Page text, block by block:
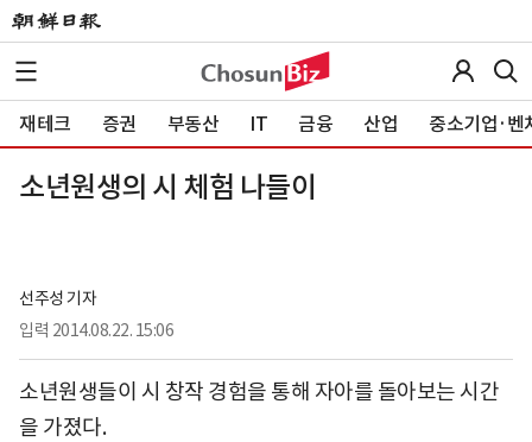
재테크 증권 부동산 IT 금융 산업 중소기업·벤
소년원생의 시 체험 나들이
선주성 기자
입력 2014.08.22. 15:06
소년원생들이 시 창작 경험을 통해 자아를 돌아보는 시간
을 가졌다.